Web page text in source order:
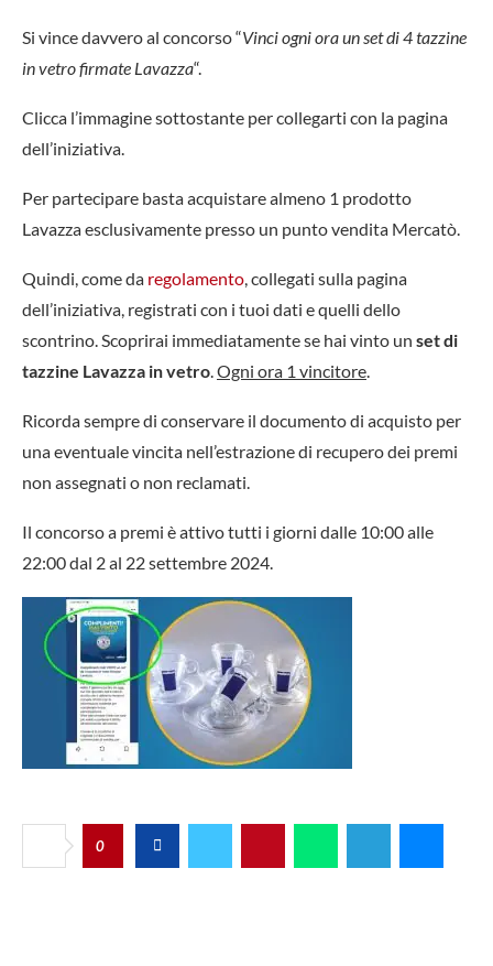
Si vince davvero al concorso “Vinci ogni ora un set di 4 tazzine
in vetro firmate Lavazza“.
Clicca l’immagine sottostante per collegarti con la pagina
dell’iniziativa.
Per partecipare basta acquistare almeno 1 prodotto
Lavazza esclusivamente presso un punto vendita Mercatò.
Quindi, come da regolamento, collegati sulla pagina
dell’iniziativa, registrati con i tuoi dati e quelli dello
scontrino. Scoprirai immediatamente se hai vinto un set di
tazzine Lavazza in vetro.Ogni ora 1 vincitore.
Ricorda sempre di conservare il documento di acquisto per
una eventuale vincita nell’estrazione di recupero dei premi
non assegnati o non reclamati.
Il concorso a premi è attivo tutti i giorni dalle 10:00 alle
22:00 dal 2 al 22 settembre 2024.
0